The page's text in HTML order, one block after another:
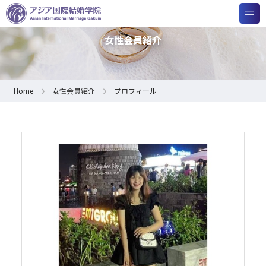
女性会員紹介
Home 女性会員紹介 プロフィール